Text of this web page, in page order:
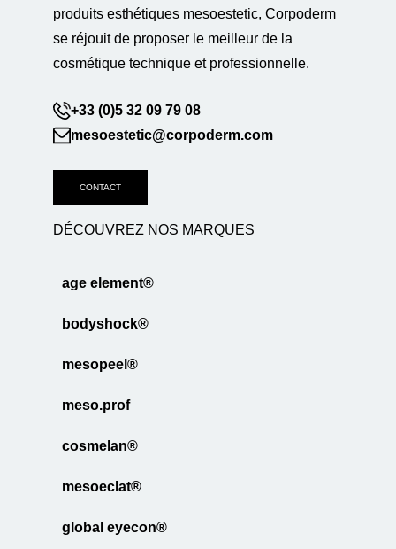
produits esthétiques mesoestetic, Corpoderm
se réjouit de proposer le meilleur de la
cosmétique technique et professionnelle.
+33 (0)5 32 09 79 08
mesoestetic@corpoderm.com
CONTACT
DÉCOUVREZ NOS MARQUES
age element®
bodyshock®
mesopeel®
meso.prof
cosmelan®
mesoeclat®
global eyecon®